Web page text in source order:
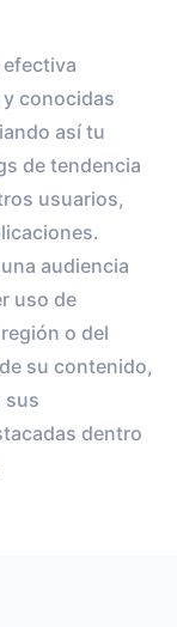
conocidas
así tu
de tendencia
usuarios,
audiencia
uso de
o del
su contenido,
sus
dentro